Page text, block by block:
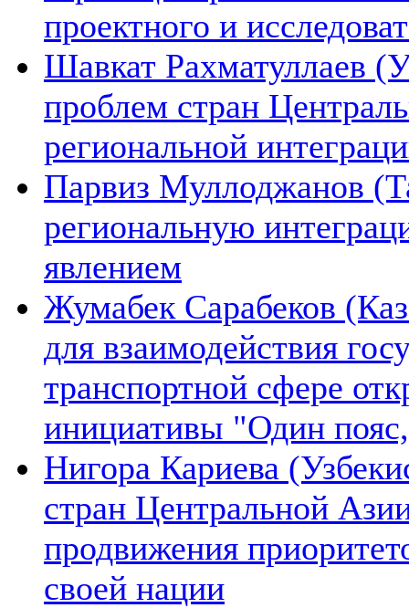
проектного и
Шавкат Рахматуллаев
проблем стран
региональной
Парвиз Муллоджанов
региональную
явлением
Жумабек Сарабеков
для взаимодействия
транспортной сфере
инициативы "Один
Нигора Кариева
стран Центральной
продвижения
своей нации